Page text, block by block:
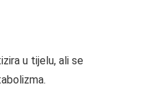
u tijelu, ali se